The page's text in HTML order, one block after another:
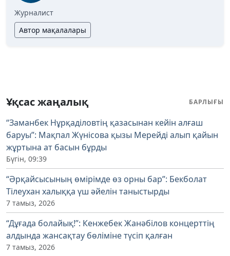
Журналист
Автор мақалалары
Ұқсас жаңалық БАРЛЫҒЫ
“Заманбек Нұрқаділовтің қазасынан кейін алғаш
баруы”: Мақпал Жүнісова қызы Мерейді алып қайын
жұртына ат басын бұрды
Бүгін, 09:39
“Әрқайсысының өмірімде өз орны бар”: Бекболат
Тілеухан халыққа үш әйелін таныстырды
7 тамыз, 2026
“Дұғада болайық!”: Кенжебек Жанәбілов концерттің
алдында жансақтау бөліміне түсіп қалған
7 тамыз, 2026